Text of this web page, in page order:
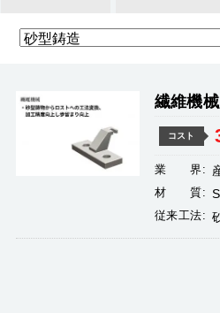
繊維機
コスト
業 界:
材 質:
従来工法: